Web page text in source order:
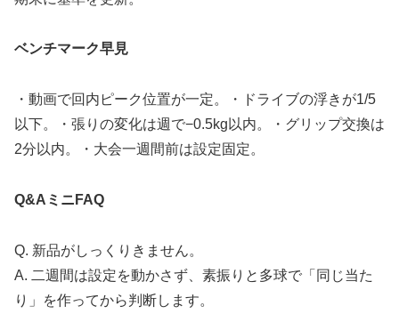
ベンチマーク早見
・動画で回内ピーク位置が一定。・ドライブの浮きが1/5
以下。・張りの変化は週で−0.5kg以内。・グリップ交換は
2分以内。・大会一週間前は設定固定。
Q&AミニFAQ
Q. 新品がしっくりきません。
A. 二週間は設定を動かさず、素振りと多球で「同じ当た
り」を作ってから判断します。